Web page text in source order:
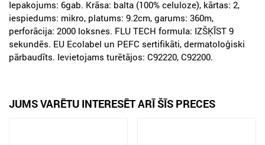
Iepakojums: 6gab. Krāsa: balta (100% celuloze), kārtas: 2,
iespiedums: mikro, platums: 9.2cm, garums: 360m,
perforācija: 2000 loksnes. FLU TECH formula: IZŠĶĪST 9
sekundēs. EU Ecolabel un PEFC sertifikāti, dermatoloģiski
pārbaudīts. Ievietojams turētājos: C92220, C92200.
JUMS VARĒTU INTERESĒT ARĪ ŠĪS PRECES